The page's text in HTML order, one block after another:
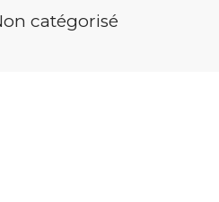
catégorisé